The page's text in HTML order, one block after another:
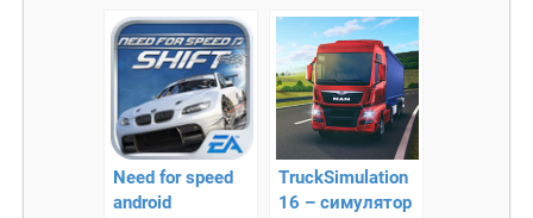
Need for speed
android
TruckSimulation
16 – симулятор